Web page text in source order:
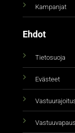
Kampanjat
Ehdot
Tietosuoja
Evästeet